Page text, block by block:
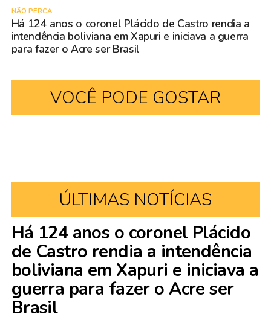
NÃO PERCA
Há 124 anos o coronel Plácido de Castro rendia a
intendência boliviana em Xapuri e iniciava a guerra
para fazer o Acre ser Brasil
VOCÊ PODE GOSTAR
ÚLTIMAS NOTÍCIAS
Há 124 anos o coronel Plácido
de Castro rendia a intendência
boliviana em Xapuri e iniciava a
guerra para fazer o Acre ser
Brasil